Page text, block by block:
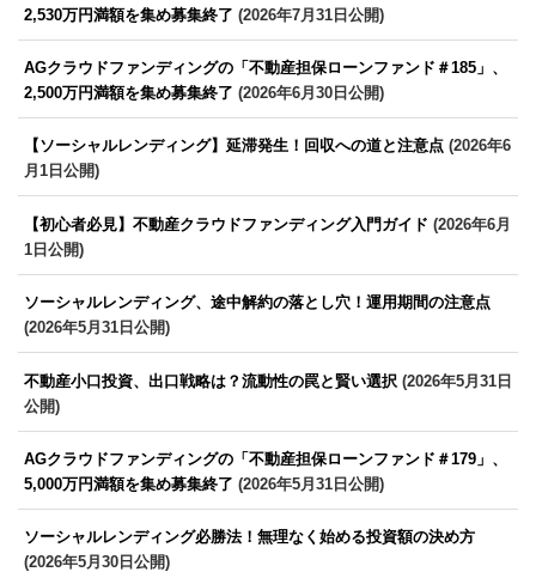
2,530万円満額を集め募集終了 (2026年7月31日公開)
AGクラウドファンディングの「不動産担保ローンファンド＃185」、
2,500万円満額を集め募集終了 (2026年6月30日公開)
【ソーシャルレンディング】延滞発生！回収への道と注意点 (2026年6
月1日公開)
【初心者必見】不動産クラウドファンディング入門ガイド (2026年6月
1日公開)
ソーシャルレンディング、途中解約の落とし穴！運用期間の注意点
(2026年5月31日公開)
不動産小口投資、出口戦略は？流動性の罠と賢い選択 (2026年5月31日
公開)
AGクラウドファンディングの「不動産担保ローンファンド＃179」、
5,000万円満額を集め募集終了 (2026年5月31日公開)
ソーシャルレンディング必勝法！無理なく始める投資額の決め方
(2026年5月30日公開)